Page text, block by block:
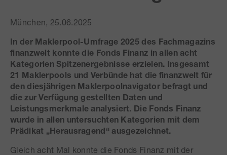
München, 25.06.2025
In der Maklerpool-Umfrage 2025 des Fachmagazins
finanzwelt konnte die Fonds Finanz in allen acht
Kategorien Spitzenergebnisse erzielen. Insgesamt
21 Maklerpools und Verbünde hat die finanzwelt für
den diesjährigen Maklerpoolnavigator befragt und
die zur Verfügung gestellten Daten und
Leistungsmerkmale analysiert. Die Fonds Finanz
wurde in allen untersuchten Kategorien mit dem
Prädikat „Herausragend“ ausgezeichnet.
Gleich acht Mal konnte die Fonds Finanz mit der